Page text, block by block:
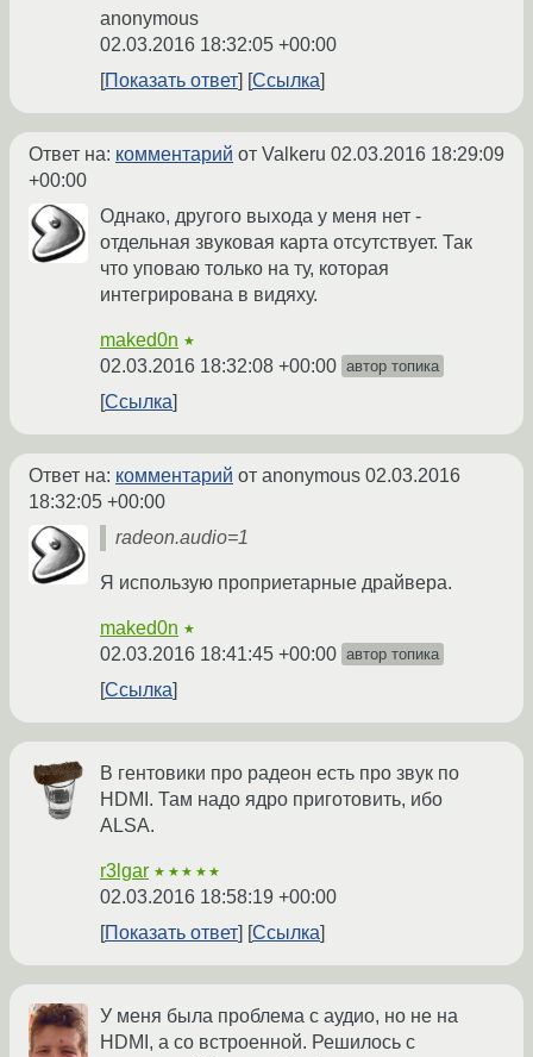
anonymous
02.03.2016 18:32:05 +00:00
Показать ответ
Ссылка
Ответ на: комментарий от Valkeru 02.03.2016 18:29:09
+00:00
Однако, другого выхода у меня нет -
отдельная звуковая карта отсутствует. Так
что уповаю только на ту, которая
интегрирована в видяху.
maked0n ★
02.03.2016 18:32:08 +00:00 автор топика
Ссылка
Ответ на: комментарий от anonymous 02.03.2016
18:32:05 +00:00
radeon.audio=1
Я использую проприетарные драйвера.
maked0n ★
02.03.2016 18:41:45 +00:00 автор топика
Ссылка
В гентовики про радеон есть про звук по
HDMI. Там надо ядро приготовить, ибо
ALSA.
r3lgar ★★★★★
02.03.2016 18:58:19 +00:00
Показать ответ
Ссылка
У меня была проблема с аудио, но не на
HDMI, а со встроенной. Решилось с